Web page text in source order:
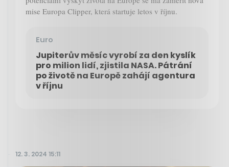
mise Europa Clipper, která startuje letos v říjnu.
Euro
Jupiterův měsíc vyrobí za den kyslík
pro milion lidí, zjistila NASA. Pátrání
po životě na Europě zahájí agentura
v říjnu
12. 3. 2024 15:11